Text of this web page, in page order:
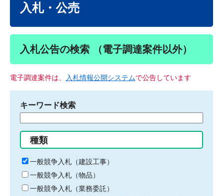
入札・公売
入札公告の検索 （電子調達案件以外）
電子調達案件は、 入札情報公開システムで公告しています
キーワード検索
る
キ
ー
ワ
ー
種類
一般競争入札（建設工事）
一般競争入札（物品）
一般競争入札（業務委託）